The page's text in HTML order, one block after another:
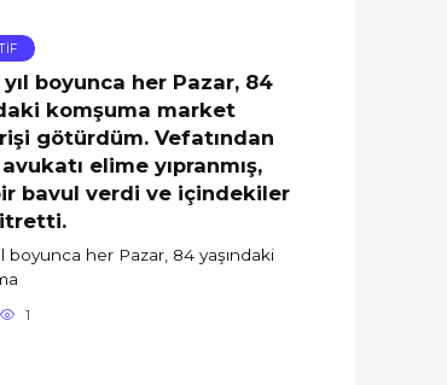
boyunca her Pazar, 84
komşuma market
götürdüm. Vefatından
elime yıpranmış,
bavul verdi ve içindekiler
boyunca her Pazar, 84 yaşındaki
1